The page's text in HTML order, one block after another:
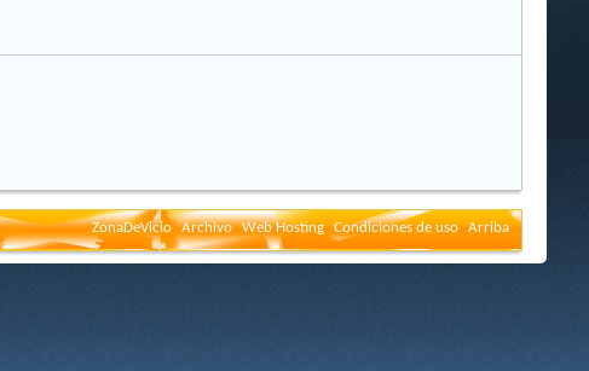
ZonaDeVicio Archivo Web Hosting Condiciones de uso Arriba